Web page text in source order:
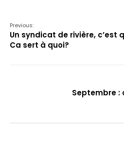
Previous:
Un syndicat de rivière, c’est
Ca sert à quoi?
Septembre :